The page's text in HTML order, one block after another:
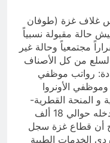
غلاف غزة (طوفان
حالة مقبولة نسبياً
مجتمعياً وحالة غير
من كل الأصناف
رواتب موظفي
الأونروا
و المنحة القطرية-
30 مليون شهرياً- بالإضافة الى ما يُدخله حوالي 18 ألف
أن قطاع غزة سجل
الخدمات الطبية